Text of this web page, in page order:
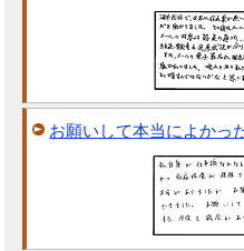
お願いして本当によかっ